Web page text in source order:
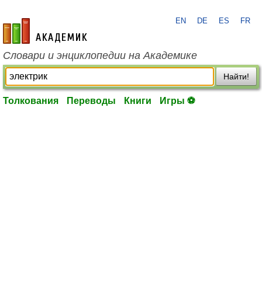
academic.ru
EN DE ES FR
Словари и энциклопедии на Академике
Найти!
Толкования Переводы Книги Игры ⚽